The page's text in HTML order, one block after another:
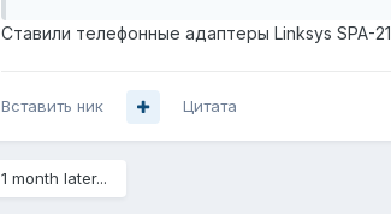
Ставили телефонные адаптеры Linksys SPA-
Вставить ник Цитата
1 month later...